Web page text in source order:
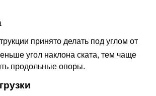
принято делать под углом от
угол наклона ската, тем чаще
продольные опоры.